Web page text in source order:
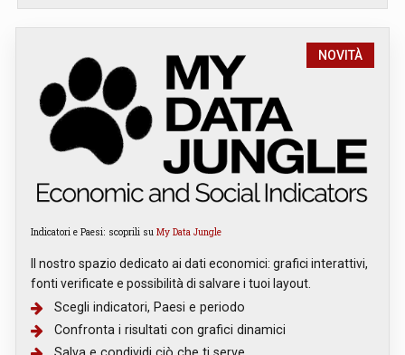
NOVITÀ
Indicatori e Paesi: scoprili su My Data Jungle
Il nostro spazio dedicato ai dati economici: grafici interattivi,
fonti verificate e possibilità di salvare i tuoi layout.
Scegli indicatori, Paesi e periodo
Confronta i risultati con grafici dinamici